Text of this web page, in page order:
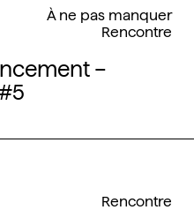
–
À ne pas manquer
Rencontre
Rencontre